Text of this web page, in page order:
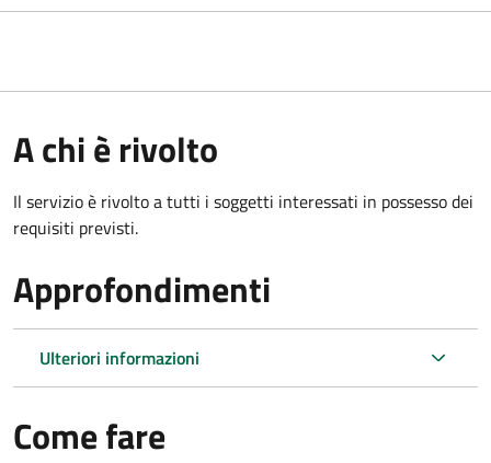
A chi è rivolto
Il servizio è rivolto a tutti i soggetti interessati in possesso dei
requisiti previsti.
Approfondimenti
Ulteriori informazioni
Come fare